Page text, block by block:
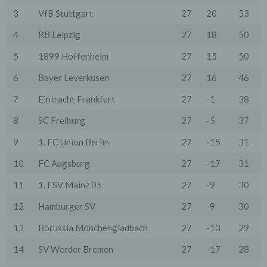
3
VfB Stuttgart 27 20
53
4
RB Leipzig 27 18
50
5
1899 Hoffenheim 27 15
50
6
Bayer Leverkusen 27 16
46
7
Eintracht Frankfurt 27 -1
38
8
SC Freiburg 27 -5
37
9
1. FC Union Berlin 27 -15
31
10
FC Augsburg 27 -17
31
11
1. FSV Mainz 05 27 -9
30
12
Hamburger SV 27 -9
30
13
Borussia Mönchengladbach 27 -13
29
14
SV Werder Bremen 27 -17
28
ihres Browsers zu deaktivieren. Gespeicherte Cookies
gelöscht werden. Der Ausschluss von Cookies kann
führen.
Es besteht die Möglichkeit, viele Online-Anzeigen-
Seite http://www.aboutads.info/choices oder die EU-
choices/ zu verwalten.
6. Google Analytics
Wir setzen Google Analytics, einen Webanalysedienst
Cookies. Die durch das Cookie erzeugten
durch die Nutzer werden in der Regel an einen Server
gespeichert.
Google wird diese Informationen in unserem Auftrag
durch die Nutzer auszuwerten, um Reports über die